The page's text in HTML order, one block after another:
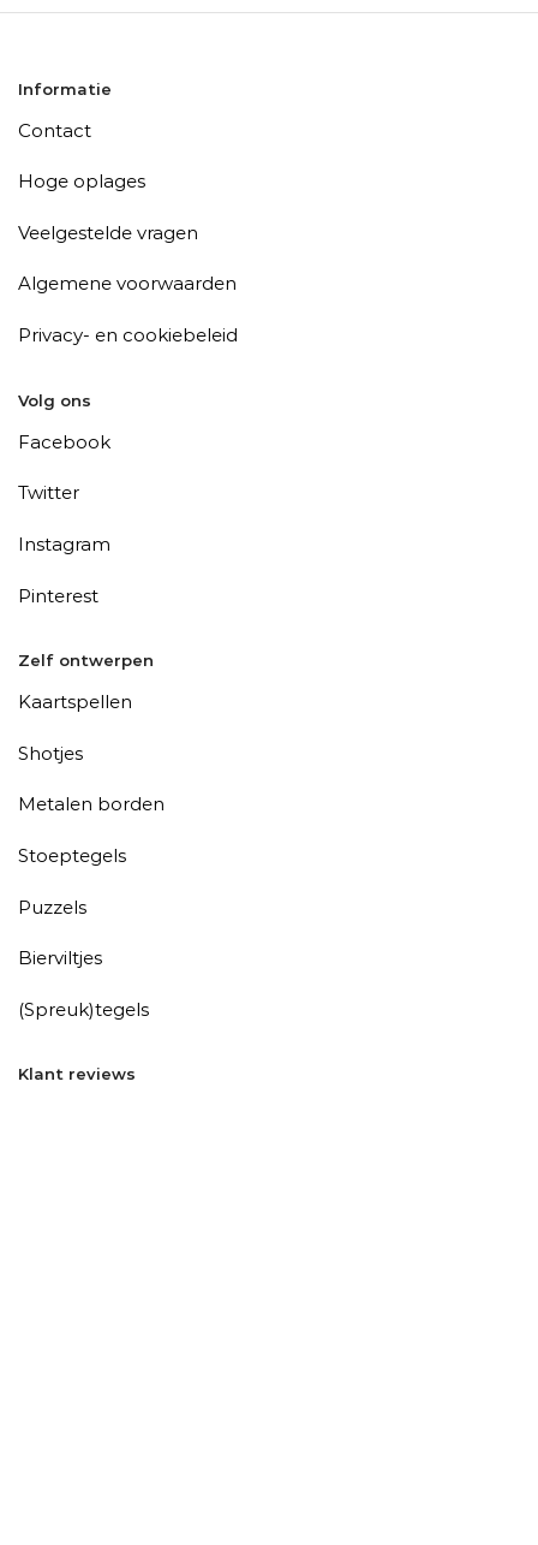
Informatie
Contact
Hoge oplages
Veelgestelde vragen
Algemene voorwaarden
Privacy- en cookiebeleid
Volg ons
Facebook
Twitter
Instagram
Pinterest
Zelf ontwerpen
Kaartspellen
Shotjes
Metalen borden
Stoeptegels
Puzzels
Bierviltjes
(Spreuk)tegels
Klant reviews